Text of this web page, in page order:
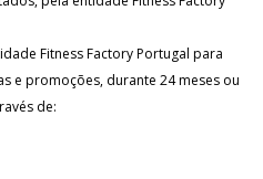
Fitness Factory Portugal para
e promoções, durante 24 meses ou
de: